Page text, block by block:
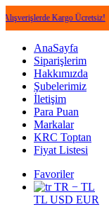
Kargo Ücretsiz! •
AnaSayfa
Siparişlerim
Hakkımızda
Şubelerimiz
İletişim
Para Puan
Markalar
KRC Toptan
Fiyat Listesi
Favoriler
TR − TL
TL USD EUR